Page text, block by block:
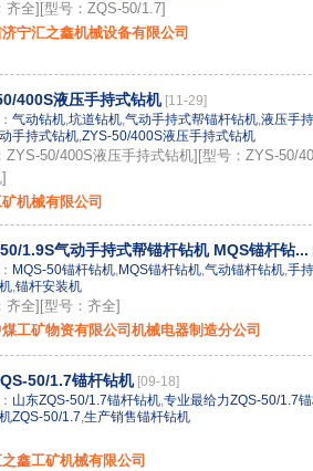
齐全][型号：ZQS-50/1.7]
宁汇之鑫机械设备有限公司
400S液压手持式钻机 [11-29]
： 气动钻机,坑道钻机,气动手持式帮锚杆钻机,液压手
手持式钻机,ZYS-50/400S液压手持式钻机
ZYS-50/400S液压手持式钻机][型号：ZYS-50/
机械有限公司
1.9S气动手持式帮锚杆钻机 MQS锚杆钻...
： MQS-50锚杆钻机,MQS锚杆钻机,气动锚杆钻机,手
,锚杆安装机
齐全][型号：齐全]
工矿物资有限公司机械电器制造分公司
50/1.7锚杆钻机 [09-18]
： 山东ZQS-50/1.7锚杆钻机,专业最给力ZQS-50/1.7
ZQS-50/1.7,生产销售锚杆钻机
鑫工矿机械有限公司